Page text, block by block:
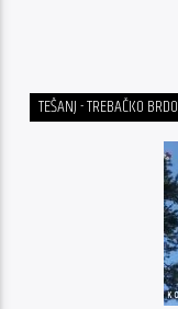
TEŠANJ - TREBAČKO BRDO